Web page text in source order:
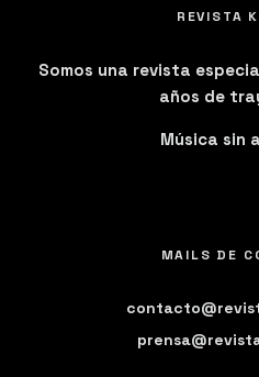
REVISTA
Somos una revista
años de
Música sin
MAILS DE